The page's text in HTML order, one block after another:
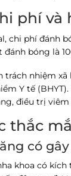
phí và
chi phí đánh
đánh bóng là
nhiệm
Y tế (BHYT).
điều trị
thắc
có
khoa có